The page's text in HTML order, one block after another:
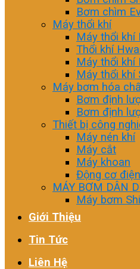
Bơm chìm
Máy thổi khí
Máy thổi khí
Thổi khí
Máy thổi khí
Máy thổi khí
Máy bơm hóa
Bơm định
Bơm định
Thiết bị công
Máy nén khí
Máy cắt
Máy khoan
Động cơ điện
MÁY BƠM DÂN
Máy bơm
Giới Thiệu
Tin Tức
Liên Hệ